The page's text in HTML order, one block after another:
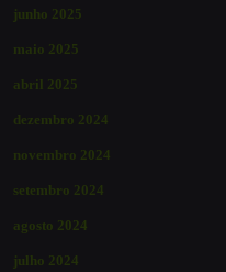
junho 2025
maio 2025
abril 2025
dezembro 2024
novembro 2024
setembro 2024
agosto 2024
julho 2024